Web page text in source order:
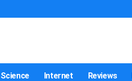
Science Internet Reviews